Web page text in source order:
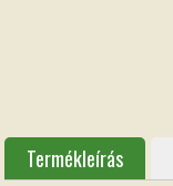
Termékleírás